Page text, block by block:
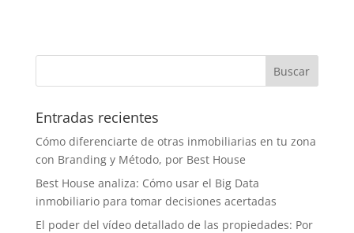
Entradas recientes
Cómo diferenciarte de otras inmobiliarias en tu zona
con Branding y Método, por Best House
Best House analiza: Cómo usar el Big Data
inmobiliario para tomar decisiones acertadas
El poder del vídeo detallado de las propiedades: Por